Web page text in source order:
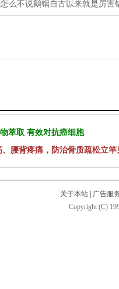
么不说鹅锅自古以来就是厉害
萃取 有效对抗癌细胞
腰背疼痛，防治骨质疏松立竿
关于本站
广告服
Copyright (C)